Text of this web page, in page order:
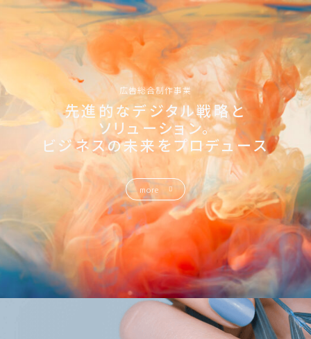
広告総合制作事業
先進的なデジタル戦略と
ソリューション。
ビジネスの未来をプロデュース
more